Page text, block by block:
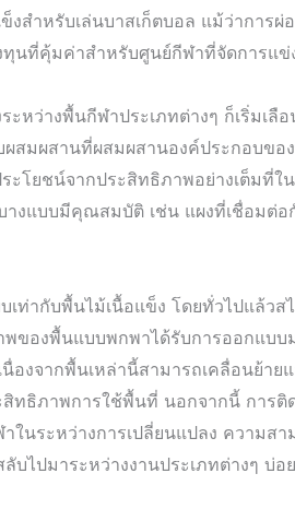
สำหรับเล่นบาสเก็ตบอล แม้ว่าการ
นที่คุ้มค่าสำหรับศูนย์กีฬาที่จัดการแข่
หว่างพื้นกีฬาประเภทต่างๆ ก็เริ่มเลื
สมผสานที่ผสมผสานองค์ประกอบขอ
โยชน์จากประสิทธิภาพอย่างเต็มที่
งแบบมีคุณสมบัติ เช่น แผงที่เชื่อมต่
ากับพื้นไม้เนื้อแข็ง โดยทั่วไปแล้วสไ
องพื้นแบบพกพาได้รับการออกแบบ
งจากพื้นเหล่านี้สามารถเคลื่อนย้าย
ทธิภาพการใช้พื้นที่ นอกจากนี้ การติ
นระหว่างการเปลี่ยนแปลง ความส
ไปมาระหว่างงานประเภทต่างๆ บ่อ